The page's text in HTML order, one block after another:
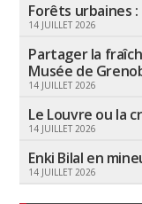
Forêts urbaines
14 JUILLET 2026
Partager la
Musée de
14 JUILLET 2026
Le Louvre ou la
14 JUILLET 2026
Enki Bilal en
14 JUILLET 2026